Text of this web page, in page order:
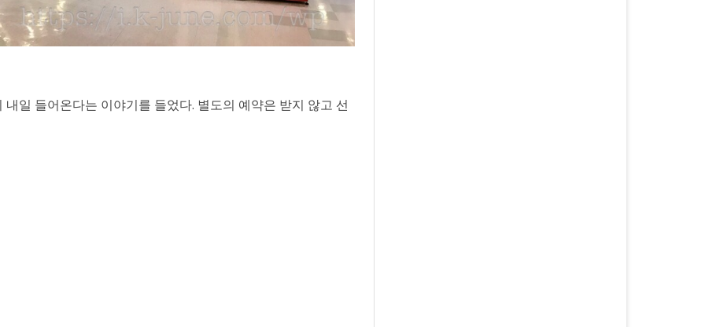
일 들어온다는 이야기를 들었다. 별도의 예약은 받지 않고 선